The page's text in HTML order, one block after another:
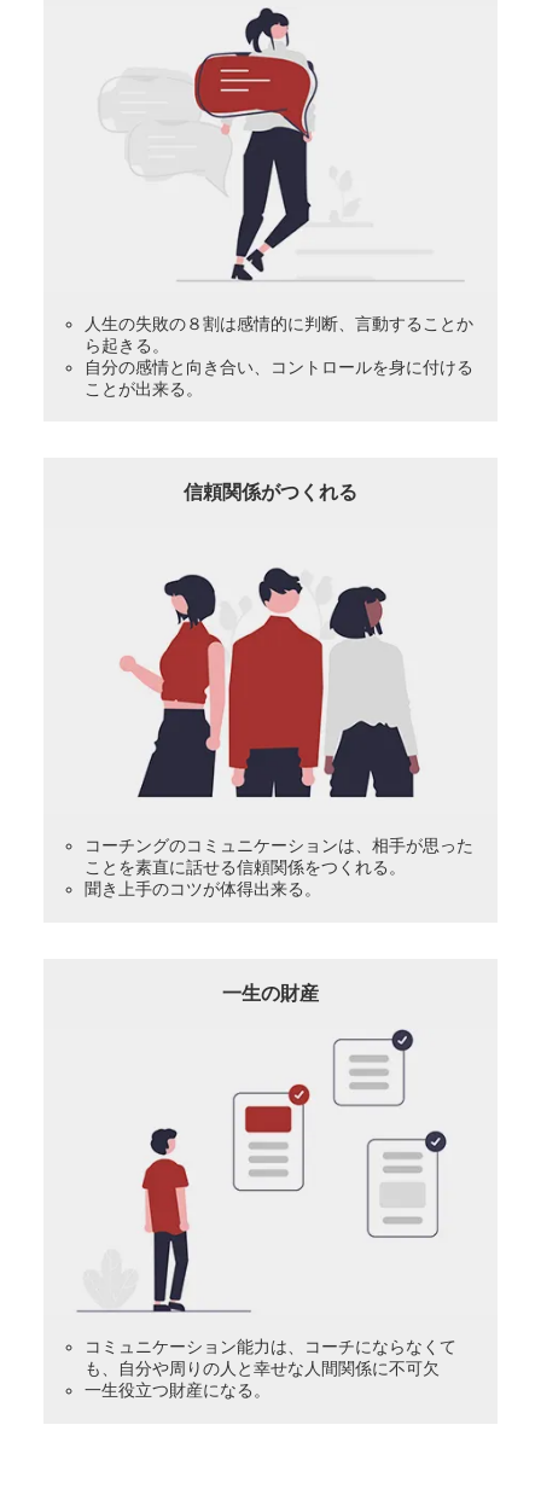
人生の失敗の８割は感情的に判断、言動することか
ら起きる。
自分の感情と向き合い、コントロールを身に付ける
ことが出来る。
信頼関係がつくれる
コーチングのコミュニケーションは、相手が思った
ことを素直に話せる信頼関係をつくれる。
聞き上手のコツが体得出来る。
一生の財産
コミュニケーション能力は、コーチにならなくて
も、自分や周りの人と幸せな人間関係に不可欠
一生役立つ財産になる。